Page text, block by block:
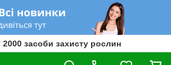
засоби захисту рослин